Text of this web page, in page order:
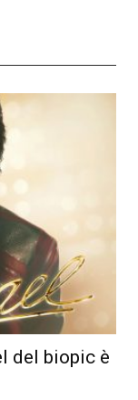
del biopic è